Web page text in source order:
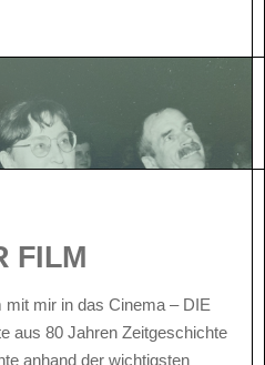
FILM
mir in das Cinema – DIE
aus 80 Jahren Zeitgeschichte
anhand der wichtigsten